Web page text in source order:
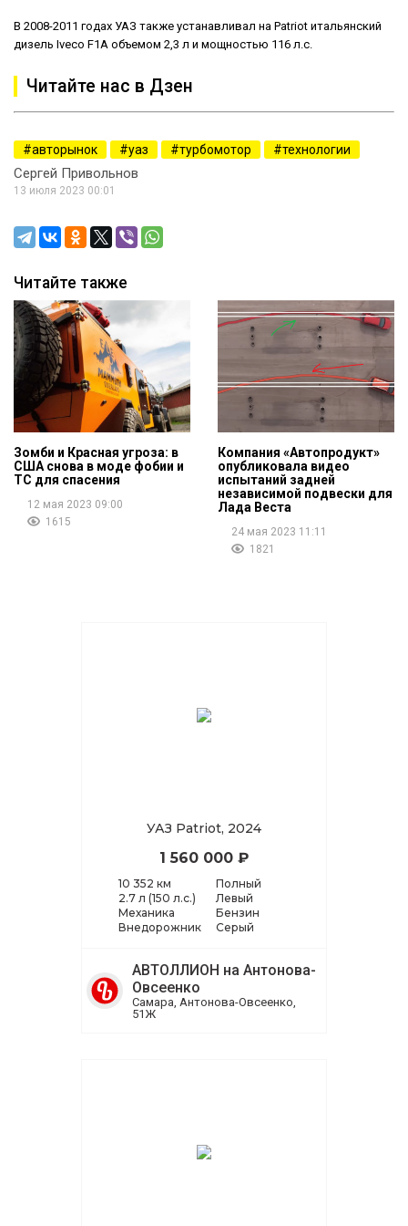
В 2008-2011 годах УАЗ также устанавливал на Patriot итальянский
дизель Iveco F1A объемом 2,3 л и мощностью 116 л.с.
Читайте нас в Дзен
авторынок уаз турбомотор технологии
Сергей Привольнов
13 июля 2023 00:01
Читайте также
Зомби и Красная угроза: в
США снова в моде фобии и
ТС для спасения
12 мая 2023 09:00
1615
Компания «Автопродукт»
опубликовала видео
испытаний задней
независимой подвески для
Лада Веста
24 мая 2023 11:11
1821
УАЗ Patriot, 2024
1 560 000 ₽
10 352 км
2.7 л (150 л.с.)
Механика
Внедорожник
Полный
Левый
Бензин
Серый
АВТОЛЛИОН на Антонова-
Овсеенко
Самара, Антонова-Овсеенко,
51Ж